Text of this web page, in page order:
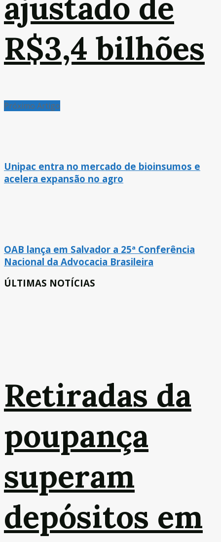
ajustado de
R$3,4 bilhões
Próximo Artigo
Unipac entra no mercado de bioinsumos e
acelera expansão no agro
OAB lança em Salvador a 25ª Conferência
Nacional da Advocacia Brasileira
ÚLTIMAS NOTÍCIAS
Retiradas da
poupança
superam
depósitos em